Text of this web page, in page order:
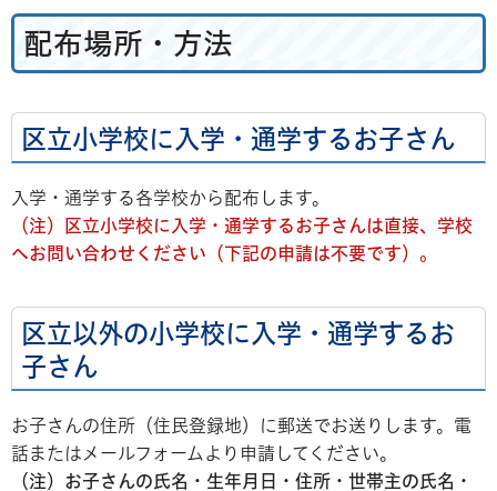
配布場所・方法
区立小学校に入学・通学するお子さん
入学・通学する各学校から配布します。
（注）区立小学校に入学・通学するお子さんは直接、学校
へお問い合わせください（下記の申請は不要です）。
区立以外の小学校に入学・通学するお
子さん
お子さんの住所（住民登録地）に郵送でお送りします。電
話またはメールフォームより申請してください。
（注）お子さんの氏名・生年月日・住所・世帯主の氏名・